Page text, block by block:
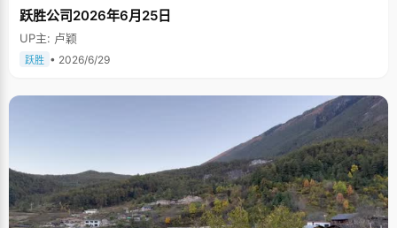
跃胜公司2026年6月25日
UP主: 卢颖
跃胜 • 2026/6/29